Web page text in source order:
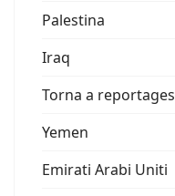
Palestina
Iraq
Torna a reportages
Yemen
Emirati Arabi Uniti